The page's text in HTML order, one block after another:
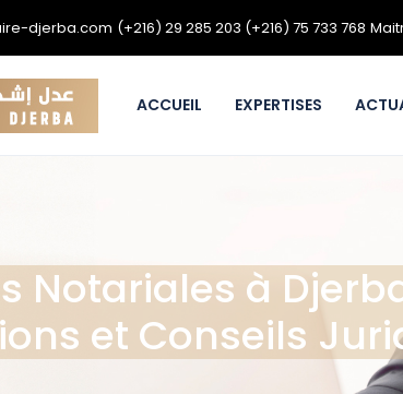
djerba.com (+216) 29 285 203 (+216) 75 733 768
ACCUEIL EXPERTISES
Notariales à
et Conseils